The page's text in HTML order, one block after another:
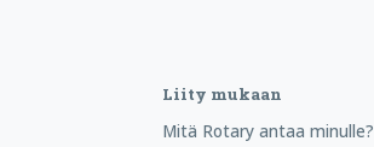
Liity mukaan
Mitä Rotary antaa minulle?